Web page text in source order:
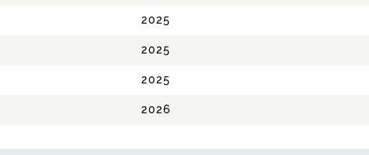
2025
2025
2025
2026